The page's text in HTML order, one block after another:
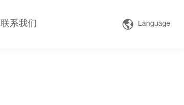
联系我们 Language